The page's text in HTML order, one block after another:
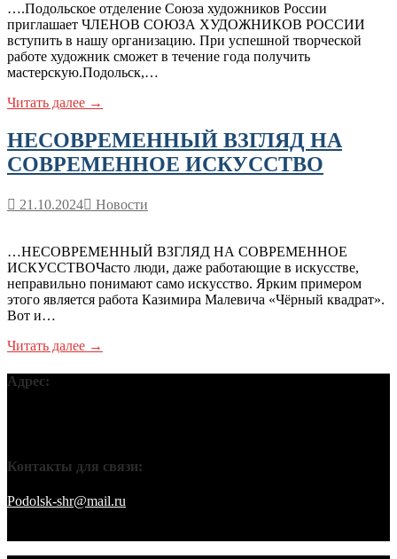
….Подольское отделение Союза художников России
приглашает ЧЛЕНОВ СОЮЗА ХУДОЖНИКОВ РОССИИ
вступить в нашу организацию. При успешной творческой
работе художник сможет в течение года получить
мастерскую.Подольск,…
Читать далее →
НЕСОВРЕМЕННЫЙ ВЗГЛЯД НА
СОВРЕМЕННОЕ ИСКУССТВО
21.10.2024 Новости
…НЕСОВРЕМЕННЫЙ ВЗГЛЯД НА СОВРЕМЕННОЕ
ИСКУССТВОЧасто люди, даже работающие в искусстве,
неправильно понимают само искусство. Ярким примером
этого является работа Казимира Малевича «Чёрный квадрат».
Вот и…
Читать далее →
Адрес:
Контакты для связи:
Podolsk-shr@mail.ru